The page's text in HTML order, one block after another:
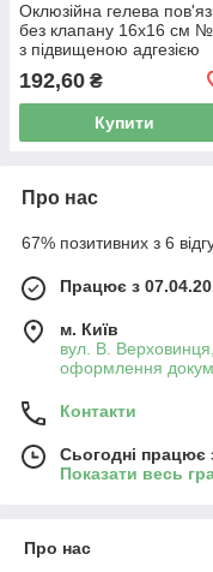
Оклюзійна гелева
без клапану 16х16 см
з підвищеною адгезією
(індекс 33)
192,60 ₴
Купити
Про нас
67% позитивних з 6
Працює з
м. Київ
вул. В.
оформлення
Контакти
Сьогодні працює
Показати весь
Про нас